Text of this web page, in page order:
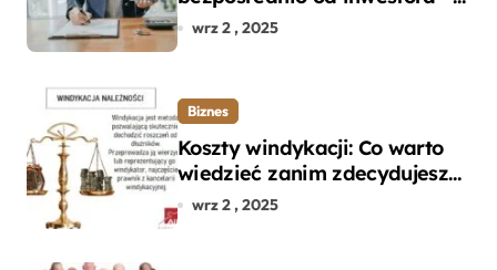
dlaczego warto?
wrz 2 , 2025
Biznes
Koszty windykacji: Co warto
wiedzieć zanim zdecydujesz
się na odzyskanie długu?
wrz 2 , 2025